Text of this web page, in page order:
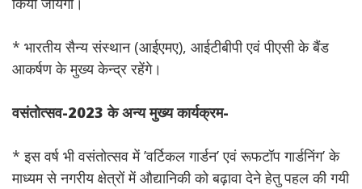
* भारतीय सैन्य संस्थान (आईएमए), आईटीबीपी एवं पीएसी के बैंड
आकर्षण के मुख्य केन्द्र रहेंगे।
वसंतोत्सव-2023 के अन्य मुख्य कार्यक्रम-
* इस वर्ष भी वसंतोत्सव में ’वर्टिकल गार्डन’ एवं रूफटॉप गार्डनिंग’ के
माध्यम से नगरीय क्षेत्रों में औद्यानिकी को बढ़ावा देने हेतु पहल की गयी